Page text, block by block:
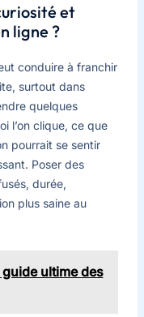
et
ligne ?
conduire à franchir
surtout dans
quelques
l’on clique, ce que
pourrait se sentir
Poser des
durée,
plus saine au
ultime des